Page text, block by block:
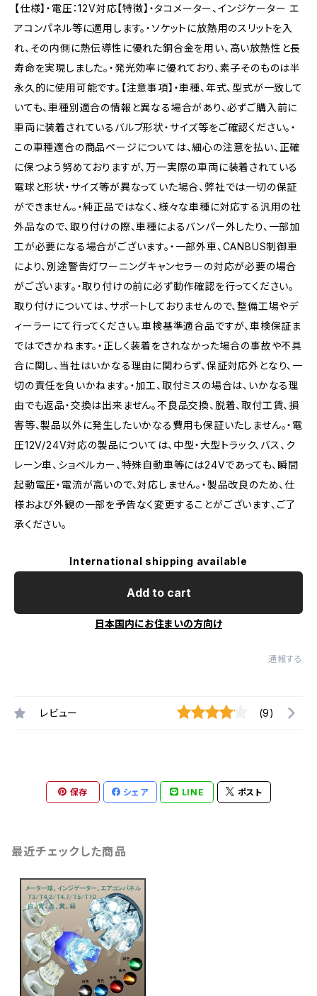
【仕様】・電圧：12V対応【特徴】・タコメーター、インジケーター エ
アコンパネル等に適用します。・ソケットに放熱用のスリットを入
れ、その内側に熱伝導性に優れた銅合金を用い、高い放熱性と長
寿命を実現しました。・発光効率に優れており、素子そのものは半
永久的に使用可能です。【注意事項】・車種、年式、型式が一致して
いても、車種別適合の情報と異なる場合があり、必ずご購入前に
車両に装着されているバルブ形状・サイズ等をご確認ください。・
この車種適合の商品ページについては、細心の注意を払い、正確
に保つよう努めておりますが、万一実際の車両に装着されている
電球と形状・サイズ等が異なっていた場合、弊社では一切の保証
ができません。・純正品ではなく、様々な車種に対応する汎用の社
外品なので、取り付けの際、車種によるバンパー外したり、一部加
工が必要になる場合がございます。・一部外車、CANBUS制御車
により、別途警告灯ワーニングキャンセラーの対応が必要の場合
がございます。・取り付けの前に必ず動作確認を行ってください。
取り付けについては、サポートしておりませんので、整備工場やデ
ィーラーにて行ってください。車検基準適合品ですが、車検保証ま
ではできかねます。・正しく装着をされなかった場合の事故や不具
合に関し、当社はいかなる理由に関わらず、保証対応外となり、一
切の責任を負いかねます。・加工、取付ミスの場合は、いかなる理
由でも返品・交換は出来ません。不良品交換、脱着、取付工賃、損
害等、製品以外に発生したいかなる費用も保証いたしません。・電
圧12V/24V対応の製品については、中型・大型トラック、バス、ク
レーン車、ショベルカー、特殊自動車等には24Vであっても、瞬間
起動電圧・電流が高いので、対応しません。・製品改良のため、仕
様および外観の一部を予告なく変更することがございます、ご了
承ください。
International shipping available
Add to cart
日本国内にお住まいの方向け
通報する
レビュー (9)
保存 シェア LINE ポスト
最近チェックした商品